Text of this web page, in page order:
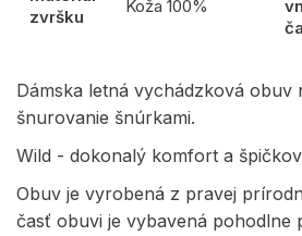
zvršku
Koža 100%
Dámska letná vychádzková obuv
šnurovanie šnúrkami.
Wild - dokonalý komfort a
Obuv je vyrobená z pravej
časť obuvi je vybavená pohodlne